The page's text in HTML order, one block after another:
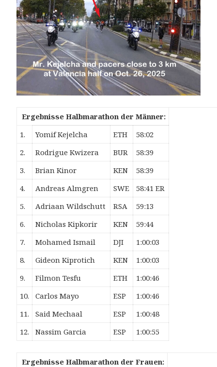
Ergebnisse Halbmarathon der Männer:
1.
Yomif Kejelcha ETH
58:02
2.
Rodrigue Kwizera BUR
58:39
3.
Brian Kinor KEN
58:39
4.
Andreas Almgren SWE
58:41 ER
5.
Adriaan Wildschutt RSA
59:13
6.
Nicholas Kipkorir KEN
59:44
7.
Mohamed Ismail DJI
1:00:03
8.
Gideon Kiprotich KEN
1:00:03
9.
Filmon Tesfu ETH
1:00:46
10.
Carlos Mayo ESP
1:00:46
11.
Said Mechaal ESP
1:00:48
12.
Nassim Garcia ESP 1:00:55
Ergebnisse Halbmarathon der Frauen: